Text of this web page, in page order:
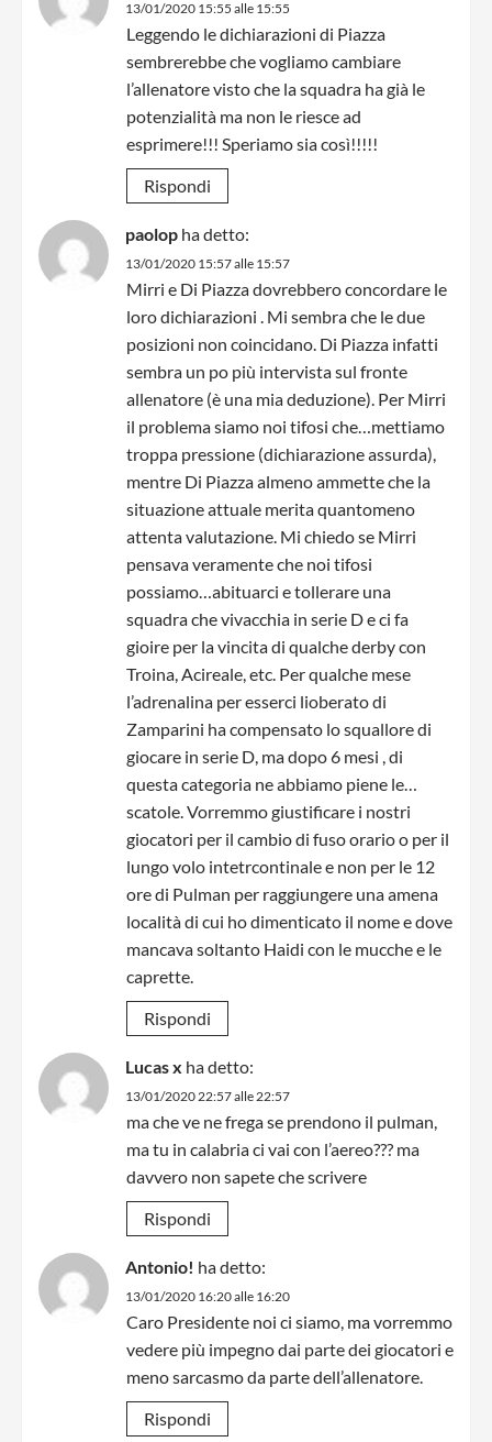
13/01/2020 15:55 alle 15:55
Leggendo le dichiarazioni di Piazza
sembrerebbe che vogliamo cambiare
l’allenatore visto che la squadra ha già le
potenzialità ma non le riesce ad
esprimere!!! Speriamo sia così!!!!!
Rispondi
paolop ha detto:
13/01/2020 15:57 alle 15:57
Mirri e Di Piazza dovrebbero concordare le
loro dichiarazioni . Mi sembra che le due
posizioni non coincidano. Di Piazza infatti
sembra un po più intervista sul fronte
allenatore (è una mia deduzione). Per Mirri
il problema siamo noi tifosi che…mettiamo
troppa pressione (dichiarazione assurda),
mentre Di Piazza almeno ammette che la
situazione attuale merita quantomeno
attenta valutazione. Mi chiedo se Mirri
pensava veramente che noi tifosi
possiamo…abituarci e tollerare una
squadra che vivacchia in serie D e ci fa
gioire per la vincita di qualche derby con
Troina, Acireale, etc. Per qualche mese
l’adrenalina per esserci lioberato di
Zamparini ha compensato lo squallore di
giocare in serie D, ma dopo 6 mesi , di
questa categoria ne abbiamo piene le…
scatole. Vorremmo giustificare i nostri
giocatori per il cambio di fuso orario o per il
lungo volo intetrcontinale e non per le 12
ore di Pulman per raggiungere una amena
località di cui ho dimenticato il nome e dove
mancava soltanto Haidi con le mucche e le
caprette.
Rispondi
Lucas x ha detto:
13/01/2020 22:57 alle 22:57
ma che ve ne frega se prendono il pulman,
ma tu in calabria ci vai con l’aereo??? ma
davvero non sapete che scrivere
Rispondi
Antonio! ha detto:
13/01/2020 16:20 alle 16:20
Caro Presidente noi ci siamo, ma vorremmo
vedere più impegno dai parte dei giocatori e
meno sarcasmo da parte dell’allenatore.
Rispondi